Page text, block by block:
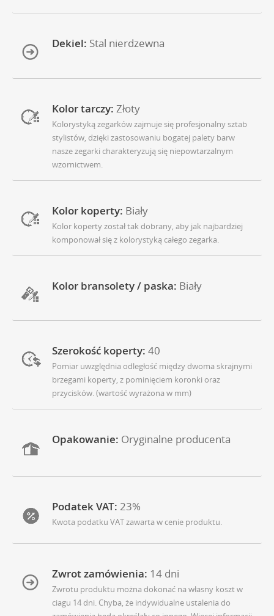
Dekiel: Stal nierdzewna
Kolor tarczy: Złoty
Kolorystyką zegarków zajmuje się profesjonalny sztab
stylistów, dzięki zastosowaniu bogatej palety barw
nasze zegarki charakteryzują się niepowtarzalnym
wzornictwem.
Kolor koperty: Biały
Kolor koperty został tak dobrany, aby jak najbardziej
komponował się z kolorystyką całego zegarka.
Kolor bransolety / paska: Biały
Szerokość koperty: 40
Pomiar uwzględnia odległość między dwoma skrajnymi
brzegami koperty, z pominięciem koronki oraz
przycisków. (wartość wyrażona w mm)
Opakowanie: Oryginalne producenta
Podatek VAT: 23%
Kwota podatku VAT zawarta w cenie produktu.
Zwrot zamówienia: 14 dni
Zwrotu produktu można dokonać na własny koszt w
ciagu 14 dni. Chyba, że indywidualne ustalenia do